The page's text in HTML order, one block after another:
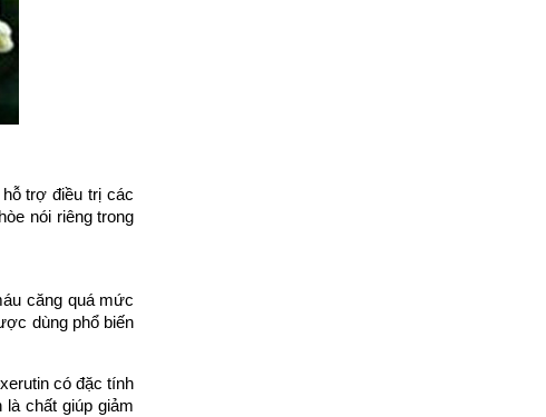
trợ điều trị các
nói riêng trong
căng quá mức
dùng phổ biến
có đặc tính
chất giúp giảm